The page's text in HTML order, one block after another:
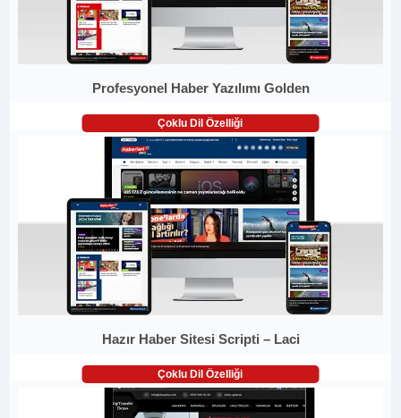
Profesyonel Haber Yazılımı Golden
Çoklu Dil Özelliği
Hazır Haber Sitesi Scripti – Laci
Çoklu Dil Özelliği